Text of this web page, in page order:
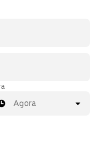
Agora